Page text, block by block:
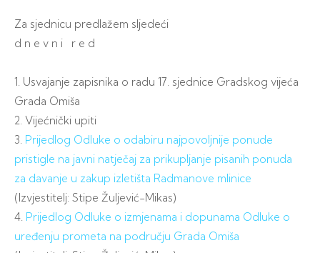
Za sjednicu predlažem sljedeći
d n e v n i r e d
1. Usvajanje zapisnika o radu 17. sjednice Gradskog vijeća
Grada Omiša
2. Vijećnički upiti
3. Prijedlog Odluke o odabiru najpovoljnije ponude
pristigle na javni natječaj za prikupljanje pisanih ponuda
za davanje u zakup izletišta Radmanove mlinice
(Izvjestitelj: Stipe Žuljević-Mikas)
4. Prijedlog Odluke o izmjenama i dopunama Odluke o
uređenju prometa na području Grada Omiša